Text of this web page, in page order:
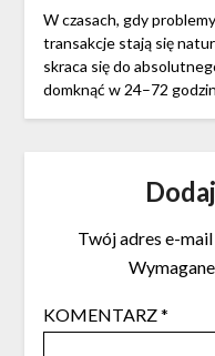
W czasach, gdy
transakcje stają się
skraca się do
domknąć w 24–72
Twój adres e-
KOMENTARZ*